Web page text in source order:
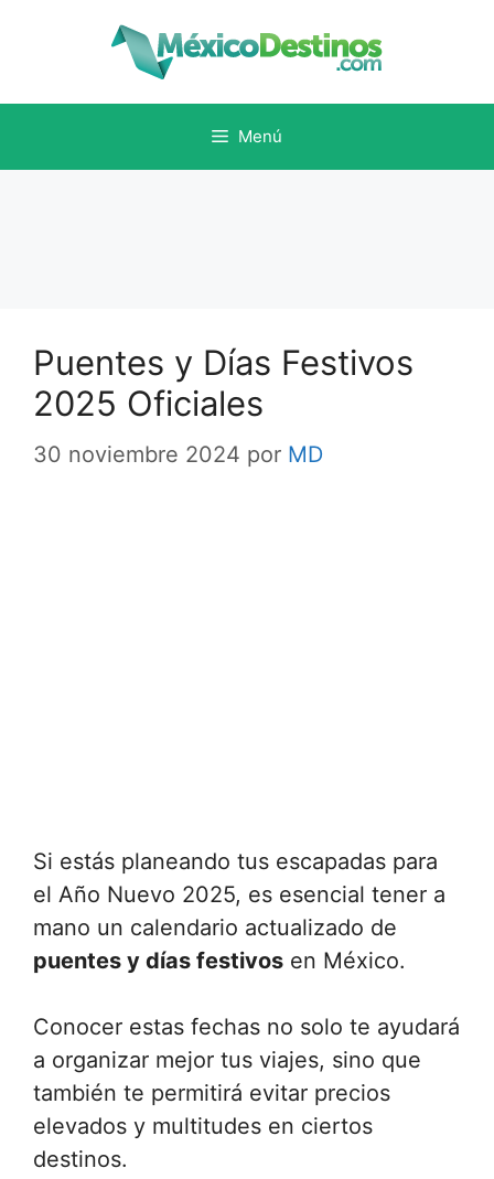
Menú
Puentes y Días Festivos
2025 Oficiales
30 noviembre 2024 por MD
Si estás planeando tus escapadas para
el Año Nuevo 2025, es esencial tener a
mano un calendario actualizado de
puentes y días festivos en México.
Conocer estas fechas no solo te ayudará
a organizar mejor tus viajes, sino que
también te permitirá evitar precios
elevados y multitudes en ciertos
destinos.